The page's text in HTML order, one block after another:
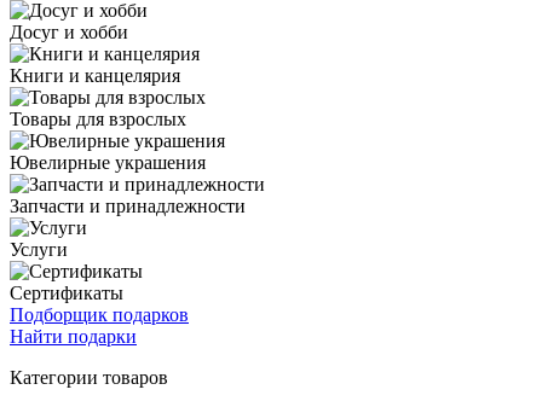
Досуг и хобби
Книги и канцелярия
Товары для взрослых
Ювелирные украшения
Запчасти и принадлежности
Услуги
Сертификаты
Подборщик подарков
Найти подарки
Категории товаров